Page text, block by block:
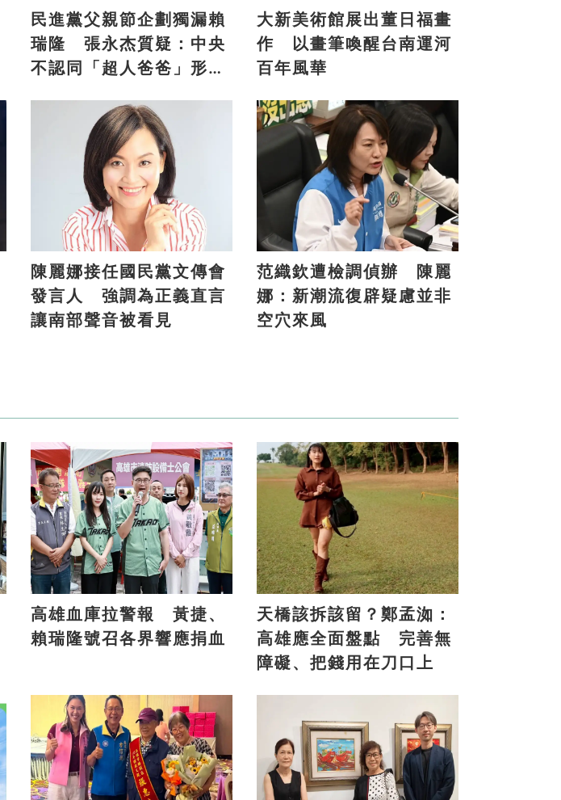
民進黨父親節企劃獨漏賴
瑞隆 張永杰質疑：中央
不認同「超人爸爸」形
大新美術館展出董日福畫
作 以畫筆喚醒台南運河
百年風華
陳麗娜接任國民黨文傳會
發言人 強調為正義直言
讓南部聲音被看見
范織欽遭檢調偵辦 陳麗
娜：新潮流復辟疑慮並非
空穴來風
高雄血庫拉警報 黃捷、
賴瑞隆號召各界響應捐血
天橋該拆該留？鄭孟洳：
高雄應全面盤點 完善無
障礙、把錢用在刀口上